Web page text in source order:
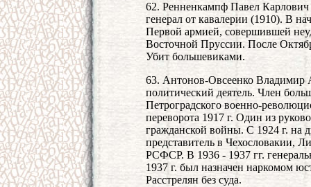
62. Ренненкампф Павел Карлович
генерал от кавалерии (1910). В
Первой армией, совершившей
Восточной Пруссии. После
Убит большевиками.
63. Антонов-Овсеенко Владимир
политический деятель. Член
Петроградского военно-
переворота 1917 г. Один из
гражданской войны. С 1924 г. на
представитель в Чехословакии,
РСФСР. В 1936 - 1937 гг.
1937 г. был назначен наркомом
Расстрелян без суда.